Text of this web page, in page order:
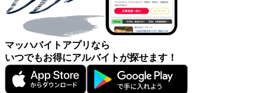
マッハバイトアプリなら
いつでもお得にアルバイトが探せます！